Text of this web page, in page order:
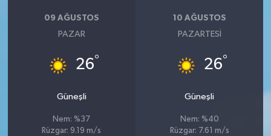
09 AĞUSTOS
PAZAR
26°
Güneşli
Nem: %37
Rüzgar: 9.19 m/s
10 AĞUSTOS
PAZARTESI
26°
Güneşli
Nem: %40
Rüzgar: 7.61 m/s